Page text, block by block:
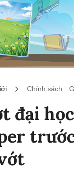
Chính sách
đại